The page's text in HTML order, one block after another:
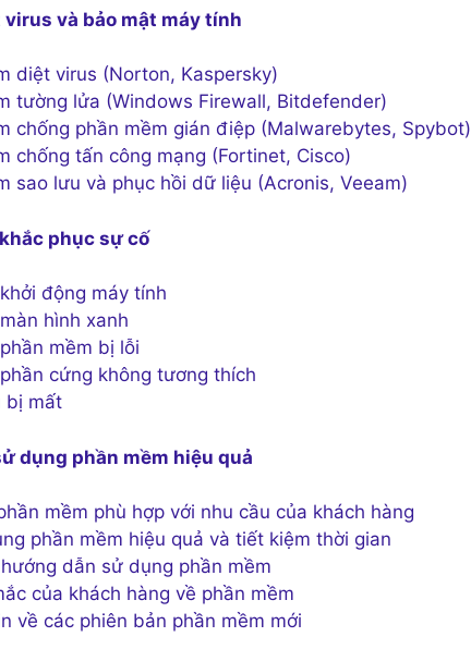
và bảo mật máy tính
diệt virus (Norton, Kaspersky)
tường lửa (Windows Firewall, Bitdefender)
chống phần mềm gián điệp (Malwarebytes, Spybot)
chống tấn công mạng (Fortinet, Cisco)
sao lưu và phục hồi dữ liệu (Acronis, Veeam)
phục sự cố
động máy tính
hình xanh
mềm bị lỗi
cứng không tương thích
bị mất
dụng phần mềm hiệu quả
mềm phù hợp với nhu cầu của khách hàng
phần mềm hiệu quả và tiết kiệm thời gian
dẫn sử dụng phần mềm
của khách hàng về phần mềm
về các phiên bản phần mềm mới